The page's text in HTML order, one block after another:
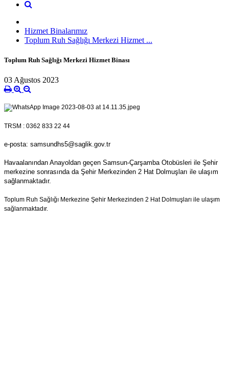
Hizmet Binalarımız
Toplum Ruh Sağlığı Merkezi Hizmet ...
Toplum Ruh Sağlığı Merkezi Hizmet Binası
03 Ağustos 2023
TRSM : 0362 833 22 44
e-posta: samsundhs5@saglik.gov.tr
Havaalanından Anayoldan geçen Samsun-Çarşamba Otobüsleri ile Şehir
merkezine sonrasında da Şehir Merkezinden 2 Hat Dolmuşları ile ulaşım
sağlanmaktadır.
Toplum Ruh Sağlığı Merkezine Şehir Merkezinden 2 Hat Dolmuşları ile ulaşım
sağlanmaktadır.